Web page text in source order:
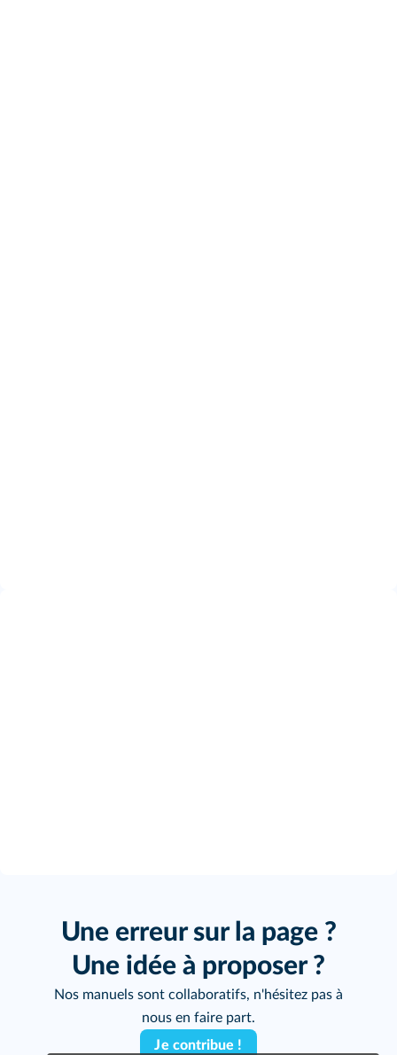
Une erreur sur la page ?
Une idée à proposer ?
Nos manuels sont collaboratifs, n'hésitez pas à
nous en faire part.
Je contribue !